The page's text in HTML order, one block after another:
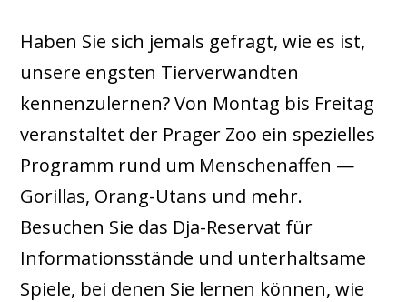
Haben Sie sich jemals gefragt, wie es ist,
unsere engsten Tierverwandten
kennenzulernen? Von Montag bis Freitag
veranstaltet der Prager Zoo ein spezielles
Programm rund um Menschenaffen —
Gorillas, Orang-Utans und mehr.
Besuchen Sie das Dja-Reservat für
Informationsstände und unterhaltsame
Spiele, bei denen Sie lernen können, wie